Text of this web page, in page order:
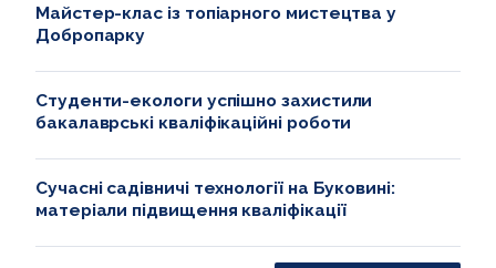
Майстер-клас із топіарного мистецтва у
Добропарку
Студенти-екологи успішно захистили
бакалаврські кваліфікаційні роботи
Сучасні садівничі технології на Буковині:
матеріали підвищення кваліфікації